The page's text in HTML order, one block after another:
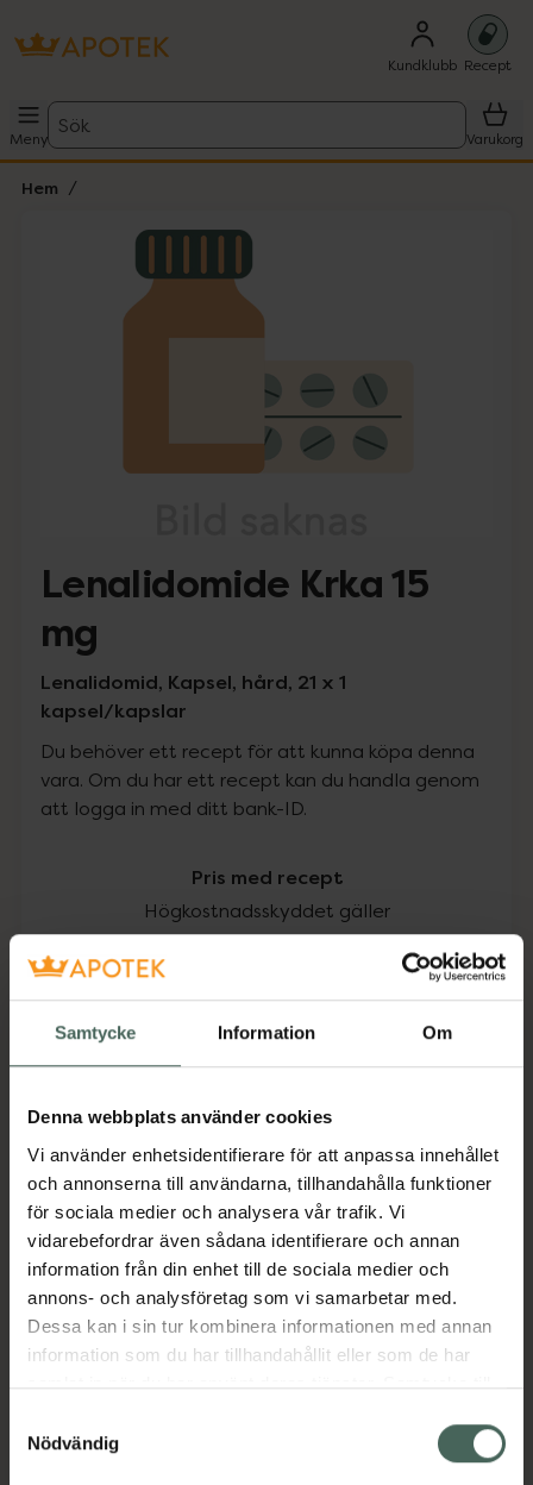
Samtycke Information Om
Denna webbplats använder cookies
Vi använder enhetsidentifierare för att anpassa innehållet
och annonserna till användarna, tillhandahålla funktioner
för sociala medier och analysera vår trafik. Vi
vidarebefordrar även sådana identifierare och annan
information från din enhet till de sociala medier och
annons- och analysföretag som vi samarbetar med.
Dessa kan i sin tur kombinera informationen med annan
information som du har tillhandahållit eller som de har
samlat in när du har använt deras tjänster. Samtycke till
återkalla ditt samtycke via webbplatsens
cookieinställningar. Ett återkallat samtycke påverkar inte
Nödvändig
Kundklubb Recept
Meny
Sök
Varukorg
Hem
Lista: . Innehåller 1 objekt.
Lenalidomide Krka 15
mg
Lenalidomid, Kapsel, hård, 21 x 1
kapsel/kapslar
Du behöver ett recept för att kunna köpa denna
vara. Om du har ett recept kan du handla genom
att logga in med ditt bank-ID.
Pris med recept
Högkostnadsskyddet gäller
1291,25 kr
I apotek: 1291,25 kr
Aktuella erbjudanden
Beskrivning Dölj
EAN:03838989736088